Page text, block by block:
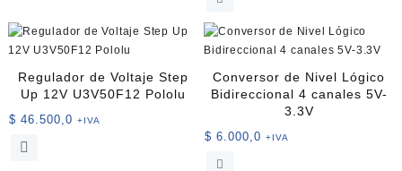
variantes.
Las
opciones
elegir
en
Regulador de Voltaje Step
Up 12V U3V50F12 Pololu
$ 46.500,0 +IVA
Conversor de Nivel Lógico
Bidireccional 4 canales 5V-
3.3V
$ 6.000,0 +IVA